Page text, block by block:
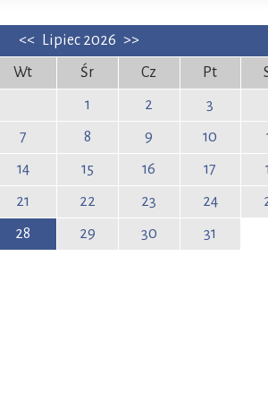
<< Lipiec 2026 >>
Wt Śr Cz Pt
1
2 3
7 8 9 10
14 15 16 17
21 22 23 24
28 29 30 31